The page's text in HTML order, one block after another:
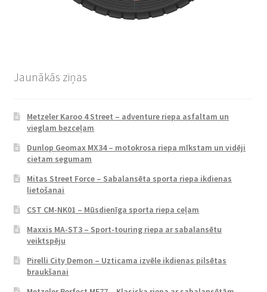
Jaunākās ziņas
Metzeler Karoo 4 Street – adventure riepa asfaltam un
vieglam bezceļam
Dunlop Geomax MX34 – motokrosa riepa mīkstam un vidēji
cietam segumam
Mitas Street Force – Sabalansēta sporta riepa ikdienas
lietošanai
CST CM-NK01 – Mūsdienīga sporta riepa ceļam
Maxxis MA-ST3 – Sport-touring riepa ar sabalansētu
veiktspēju
Pirelli City Demon – Uzticama izvēle ikdienas pilsētas
braukšanai